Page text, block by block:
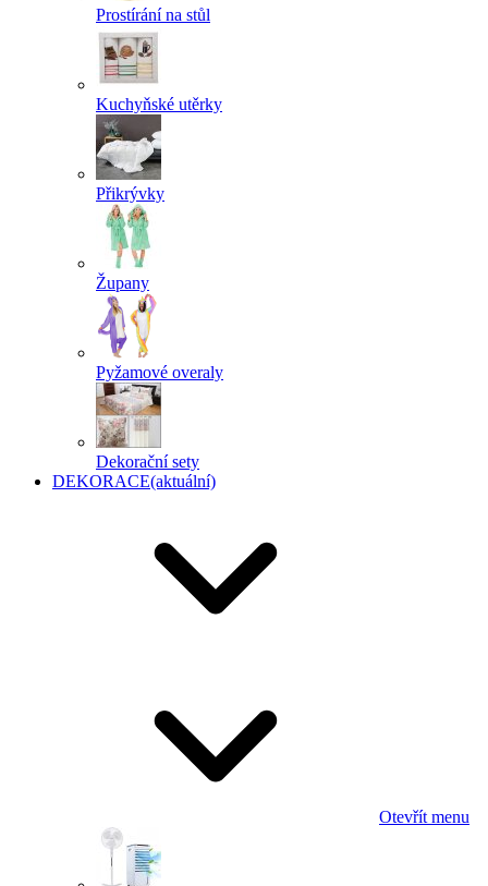
Prostírání na stůl
Kuchyňské utěrky
Přikrývky
Župany
Pyžamové overaly
Dekorační sety
DEKORACE(aktuální)
Otevřít menu